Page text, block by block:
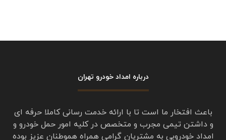
دیدگاهتان را بنویسید